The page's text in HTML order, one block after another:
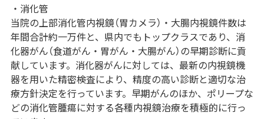
・消化管
当院の上部消化管内視鏡（胃カメラ）・大腸内視鏡件数は
年間合計約一万件と、県内でもトップクラスであり、消
化器がん（食道がん・胃がん・大腸がん）の早期診断に貢
献しています。消化器がんに対しては、最新の内視鏡機
器を用いた精密検査により、精度の高い診断と適切な治
療方針決定を行っています。早期がんのほか、ポリープな
どの消化管腫瘍に対する各種内視鏡治療を積極的に行っ